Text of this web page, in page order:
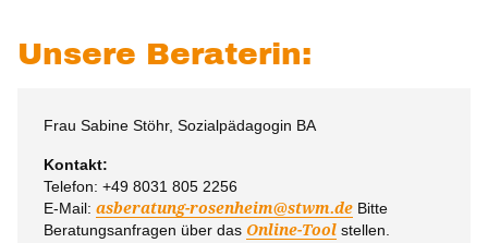
Unsere Beraterin:
Frau Sabine Stöhr, Sozialpädagogin BA
Kontakt:
Telefon: +49 8031 805 2256
E-Mail: asberatung-rosenheim@stwm.de Bitte
Beratungsanfragen über das Online-Tool stellen.